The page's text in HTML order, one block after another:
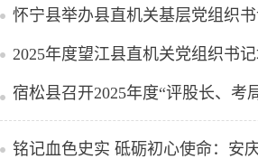
怀宁县举办县直机关基层党组织
2025年度望江县直机关党组织书
宿松县召开2025年度“评股长、考
铭记血色史实 砥砺初心使命：安